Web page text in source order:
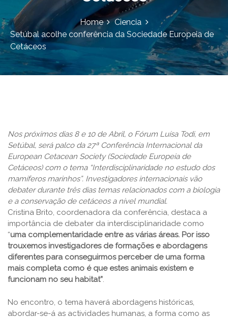
Home
Ciencia
Setúbal acolhe conferência da Sociedade Europeia de
Cetáceos
Nos próximos dias 8 e 10 de Abril, o Fórum Luísa Todi, em
Setúbal, será palco da 27ª Conferência Internacional da
European Cetacean Society (Sociedade Europeia de
Cetáceos) com o tema “Interdisciplinaridade no estudo dos
mamíferos marinhos”. Investigadores internacionais vão
debater durante três dias temas relacionados com a biologia
e a conservação de cetáceos a nível mundial.
Cristina Brito, coordenadora da conferência, destaca a
importância de debater da interdisciplinaridade como
“uma complementaridade entre as várias áreas. Por isso
trouxemos investigadores de formações e abordagens
diferentes para conseguirmos perceber de uma forma
mais completa como é que estes animais existem e
funcionam no seu habitat”.
No encontro, o tema haverá abordagens históricas,
abordar-se-á as actividades humanas, a forma como as